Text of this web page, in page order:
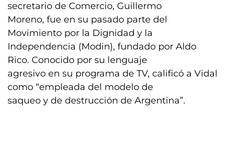
secretario de Comercio, Guillermo
Moreno, fue en su pasado parte del
Movimiento por la Dignidad y la
Independencia (Modin), fundado por Aldo
Rico. Conocido por su lenguaje
agresivo en su programa de TV, calificó a Vidal
como “empleada del modelo de
saqueo y de destrucción de Argentina”.